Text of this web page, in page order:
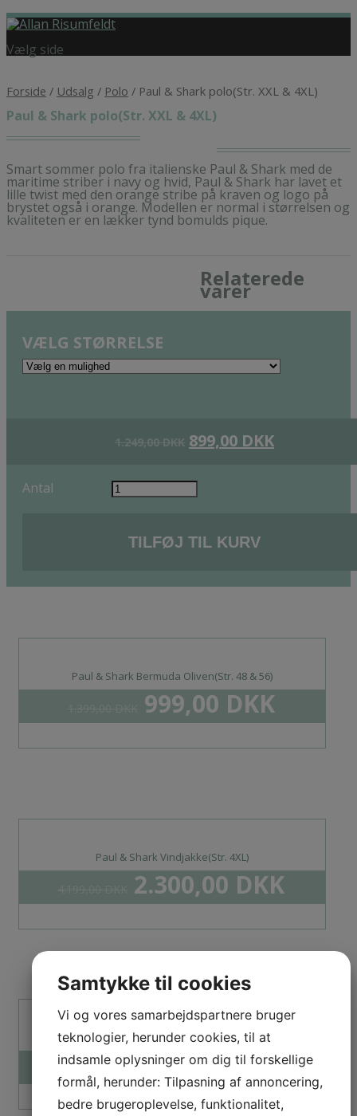
Vælg side
Forside / Udsalg / Polo / Paul & Shark polo(Str. XXL & 4XL)
Paul & Shark polo(Str. XXL & 4XL)
Smart sommer polo fra italienske Paul & Shark med de
maritime striber i navy og hvid, Paul & Shark har lavet et
lille twist med den orange stribe på kraven og logo på
brystet også i orange. Modellen er normal i størrelsen og
kvaliteten er en lækker tynd bomulds pique.
VÆLG STØRRELSE
1.249,00DKK 899,00 DKK
Antal
TILFØJ TIL KURV
Relaterede
varer
Paul & Shark Bermuda Oliven(Str. 48 & 56)
999,00 DKK
Paul & Shark Vindjakke(Str. 4XL)
2.300,00 DKK
Calida Kort Pyjamas Sæt(Str. XL)
699,00 DKK 450,00DKK
Samtykke til cookies
Vi og vores samarbejdspartnere bruger
teknologier, herunder cookies, til at
indsamle oplysninger om dig til forskellige
formål, herunder: Tilpasning af annoncering,
bedre brugeroplevelse, funktionalitet,